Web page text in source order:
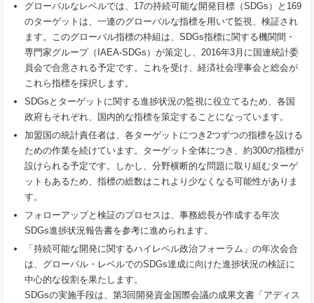
グローバルなレベルでは、17の持続可能な開発目標（SDGs）と169
のターゲットは、一連のグローバルな指標を用いて監視、検証され
ます。このグローバル指標の枠組は、SDGs指標に関する機関間・
専門家グループ（IAEA-SDGs）が策定し、2016年3月に国連統計委
員会で合意される予定です。これを受け、経済社会理事会と総会が
これら指標を採択します。
SDGsとターゲットに関する進捗状況の監視に役立てるため、各国
政府もそれぞれ、国内的な指標を策定することになっています。
加盟国の統計責任者は、各ターゲットにつき2つずつの指標を設ける
ための作業を続けています。ターゲット全体につき、約300の指標が
設けられる予定です。しかし、分野横断的な問題に取り組むターゲ
ットもあるため、指標の総数はこれより少なくなる可能性がありま
す。
フォローアップと検証のプロセスは、事務総長が作成する年次
SDGs進捗状況報告書を参考に進められます。
「持続可能な開発に関するハイレベル政治フォーラム」の年次会合
は、グローバル・レベルでのSDGs達成に向けた進捗状況の検証に
中心的な役割を果たします。
SDGsの実施手段は、第3回開発資金国際会議の成果文書「アディス